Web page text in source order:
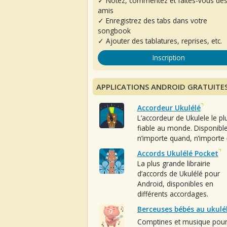
amis
✓ Enregistrez des tabs dans votre
songbook
✓ Ajouter des tablatures, reprises, etc.
Inscription
APPLICATIONS ANDROID
Accordeur Ukulélé
L’accordeur de Ukulele le
fiable au monde. Disponible
n’importe quand, n’importe
Accords Ukulélé Pocket
La plus grande librairie
d’accords de Ukulélé pour
Android, disponibles en
différents accordages.
Berceuses bébés au
Comptines et musique pour